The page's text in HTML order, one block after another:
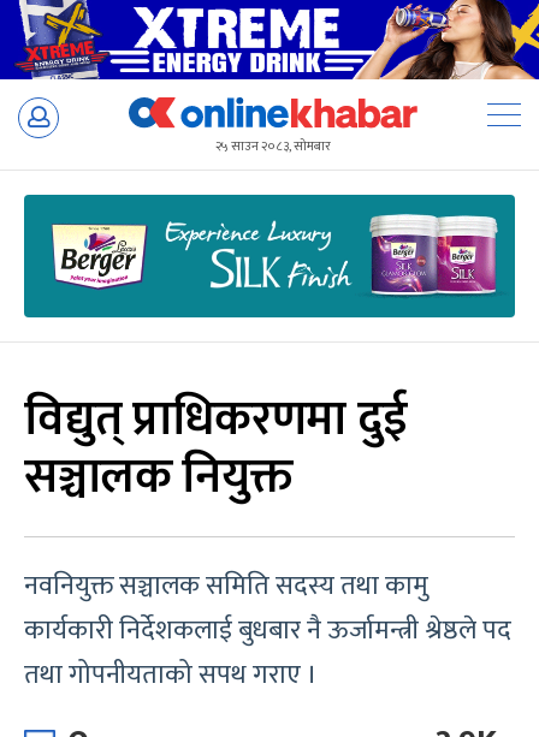
Skip
२५ साउन २०८३, सोमबार
विद्युत् प्राधिकरणमा दुई
सञ्चालक नियुक्त
नवनियुक्त सञ्चालक समिति सदस्य तथा कामु
कार्यकारी निर्देशकलाई बुधबार नै ऊर्जामन्त्री श्रेष्ठले पद
तथा गोपनीयताको सपथ गराए ।